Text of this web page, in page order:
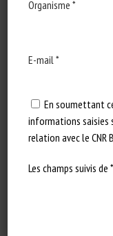
Priority
Organisme *
E-mail *
En soumettant
informations saisies
relation avec le CNR
Les champs suivis